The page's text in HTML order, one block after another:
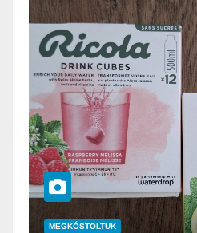
MEGKÓSTOLTUK